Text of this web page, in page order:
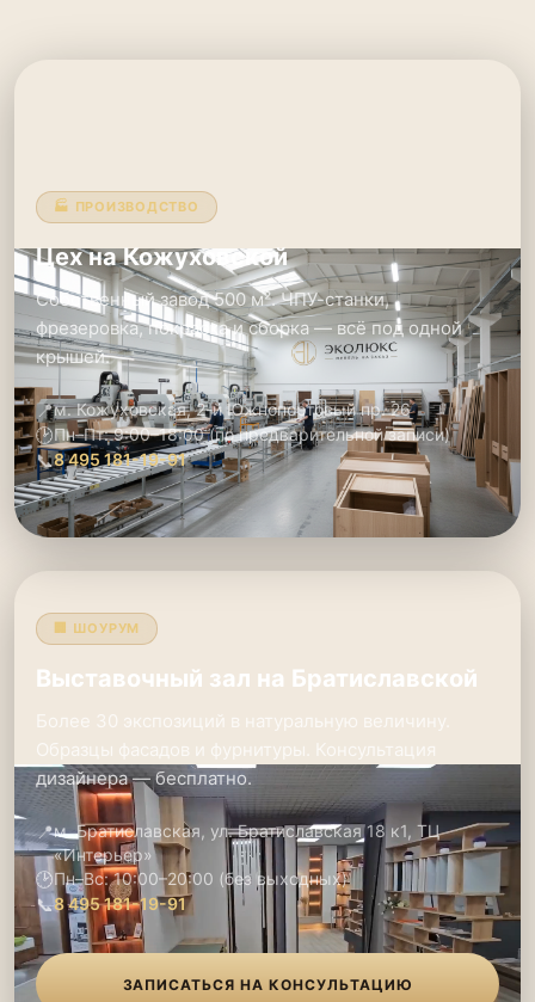
🏭 ПРОИЗВОДСТВО
Цех на Кожуховской
Собственный завод 500 м². ЧПУ-станки,
фрезеровка, покраска и сборка — всё под одной
крышей.
📍м. Кожуховская, 2-й Южнопортовый пр. 26
🕑Пн–Пт: 9:00–18:00 (по предварительной записи)
📞8 495 181-19-91
🏢 ШОУРУМ
Выставочный зал на Братиславской
Более 30 экспозиций в натуральную величину.
Образцы фасадов и фурнитуры. Консультация
дизайнера — бесплатно.
📍м. Братиславская, ул. Братиславская 18 к1, ТЦ
«Интерьер»
🕑Пн–Вс: 10:00–20:00 (без выходных)
📞8 495 181-19-91
ЗАПИСАТЬСЯ НА КОНСУЛЬТАЦИЮ